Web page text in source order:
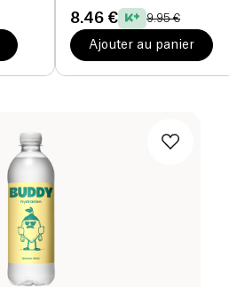
8.46 € 9.95 €
Ajouter au panier